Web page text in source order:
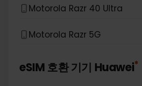
Motorola Razr 40 Ultra
Motorola Razr 5G
eSIM 호환 기기 Huawei*